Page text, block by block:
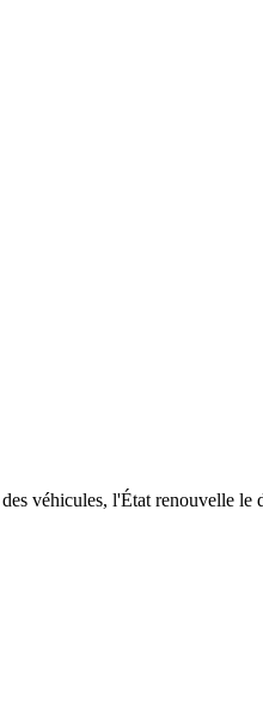
véhicules, l'État renouvelle le